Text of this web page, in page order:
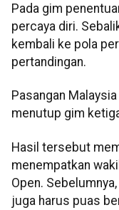
Pada gim
percaya diri.
kembali ke pola
pertandingan.
Pasangan
menutup gim
Hasil tersebut
menempatkan
Open.
juga harus puas